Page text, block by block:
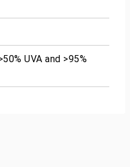
UVA and >95%